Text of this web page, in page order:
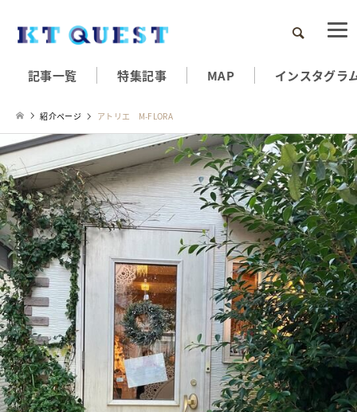
検索
記事一覧 特集記事 MAP インスタグラ
紹介ページ アトリエ M-FLORA